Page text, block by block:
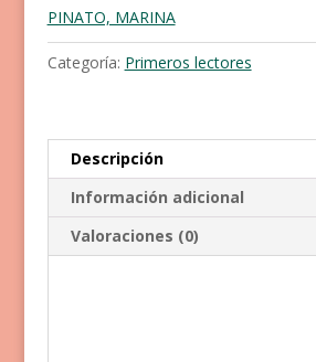
PINATO, MARINA
Categoría: Primeros lectores
Descripción
Información adicional
Valoraciones (0)